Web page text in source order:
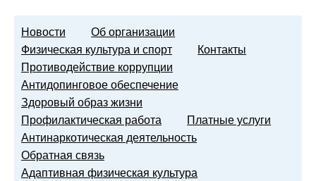
Новости
Об организации
Физическая культура и спорт
Контакты
Противодействие коррупции
Антидопинговое обеспечение
Здоровый образ жизни
Профилактическая работа
Платные услуги
Антинаркотическая деятельность
Обратная связь
Адаптивная физическая культура